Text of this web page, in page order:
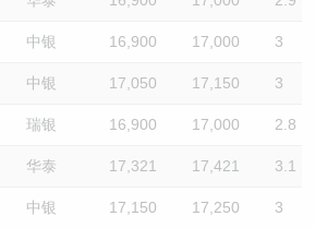
中银 16,900 17,000 3
中银 17,050 17,150 3
瑞银 16,900 17,000 2.8
华泰 17,321 17,421 3.1
中银 17,150 17,250 3